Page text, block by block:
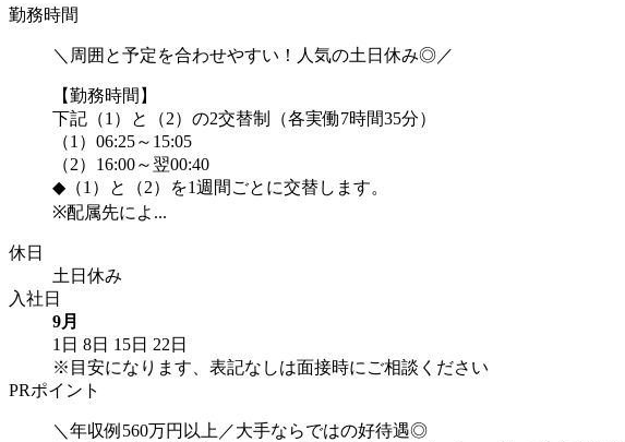
勤務時間
＼周囲と予定を合わせやすい！人気の土日休み◎／
【勤務時間】
下記（1）と（2）の2交替制（各実働7時間35分）
（1）06:25～15:05
（2）16:00～翌00:40
◆（1）と（2）を1週間ごとに交替します。
※配属先によ...
休日
土日休み
入社日
9月
1日 8日 15日 22日
※目安になります、表記なしは面接時にご相談ください
PRポイント
＼年収例560万円以上／大手ならではの好待遇◎